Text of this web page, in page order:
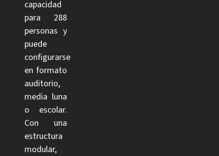
capacidad
para 288
personas y
puede
configurarse
en formato
auditorio,
media luna
o escolar.
Con una
estructura
modular,